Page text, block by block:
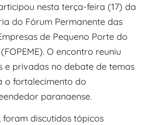
nesta terça-feira (17) da
do Fórum Permanente das
de Pequeno Porte do
O encontro reuniu
e privadas no debate de temas
o fortalecimento do
paranaense.
foram discutidos tópicos